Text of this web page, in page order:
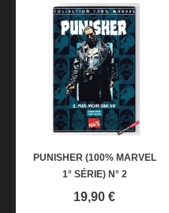
PUNISHER (100% MARVEL
1° SÉRIE) N° 2
Prix
19,90 €